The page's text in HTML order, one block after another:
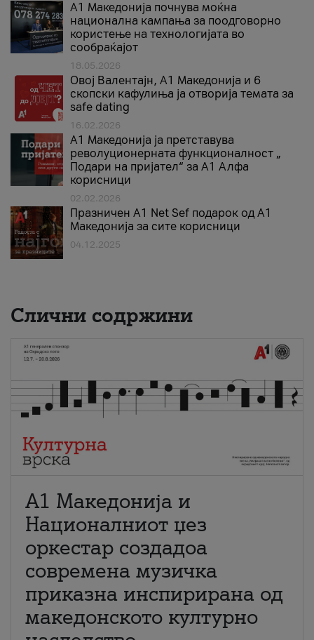
A1 Македонија почнува моќна
национална кампања за поодговорно
користење на технологијата во
сообраќајот
18.05.2026
Овој Валентајн, A1 Македонија и 6
скопски кафулиња ја отворија темата за
safe dating
16.02.2026
А1 Македонија ја претставува
револуционерната функционалност „
Подари на пријател“ за А1 Алфа
корисници
02.02.2026
Празничен A1 Net Sеf подарок од А1
Македонија за сите корисници
04.12.2025
Слични содржини
А1 Македонија и
Националниот џез
оркестар создадоа
современа музичка
приказна инспирирана од
македонското културно